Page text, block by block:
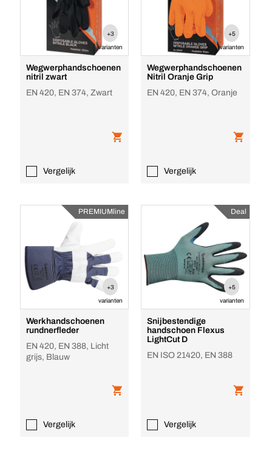
+3
varianten
Wegwerphandschoenen
nitril zwart
EN 420, EN 374, Zwart
Vergelijk
+5
varianten
Wegwerphandschoenen
Nitril Oranje Grip
EN 420, EN 374, Oranje
Vergelijk
PREMIUMline
+3
varianten
Werkhandschoenen
rundnerfleder
EN 420, EN 388, Licht
grijs, Blauw
Vergelijk
Deal
+5
varianten
Snijbestendige
handschoen Flexus
LightCut D
EN ISO 21420, EN 388
Vergelijk